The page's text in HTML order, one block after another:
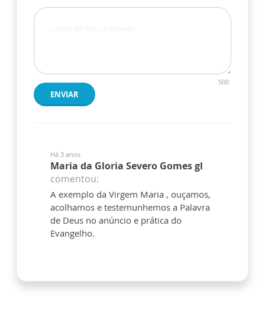
500
ENVIAR
Há 3 anos
Maria da Gloria Severo Gomes gl
comentou:
A exemplo da Virgem Maria , ouçamos,
acolhamos e testemunhemos a Palavra
de Deus no anúncio e prática do
Evangelho.